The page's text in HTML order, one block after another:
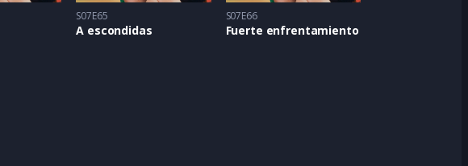
S07E65
A escondidas
S07E66
Fuerte enfrentamiento